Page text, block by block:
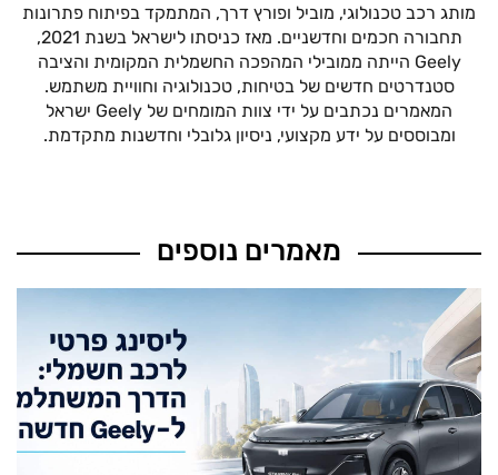
מותג רכב טכנולוגי, מוביל ופורץ דרך, המתמקד בפיתוח פתרונות
תחבורה חכמים וחדשניים. מאז כניסתו לישראל בשנת 2021,
Geely הייתה ממובילי המהפכה החשמלית המקומית והציבה
סטנדרטים חדשים של בטיחות, טכנולוגיה וחוויית משתמש.
המאמרים נכתבים על ידי צוות המומחים של Geely ישראל
ומבוססים על ידע מקצועי, ניסיון גלובלי וחדשנות מתקדמת.
מאמרים נוספים